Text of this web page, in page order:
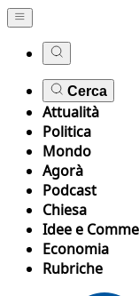
Cerca
Attualità
Politica
Mondo
Agorà
Podcast
Chiesa
Idee e
Economia
Rubriche